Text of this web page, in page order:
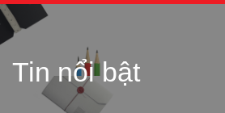
Tin nổi bật